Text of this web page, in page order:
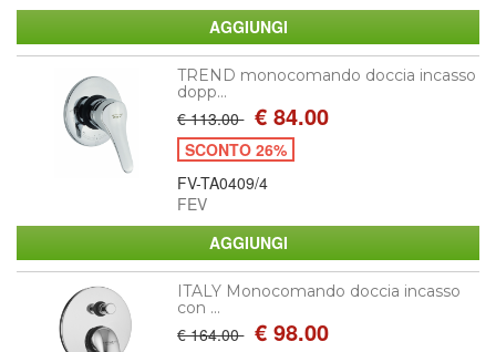
TREND monocomando doccia incasso
dopp...
€ 113.00 € 84.00
SCONTO 26%
FV-TA0409/4
FEV
ITALY Monocomando doccia incasso
con ...
€ 164.00 € 98.00